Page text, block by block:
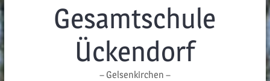
Gesamtschule
Ückendorf
– Gelsenkirchen –